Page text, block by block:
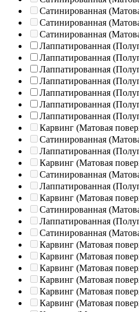
Сатинированная
Сатинированная
Сатинированная
Лаппатированная
Лаппатированная
Лаппатированная
Лаппатированная
Лаппатированная
Лаппатированная
Лаппатированная
Карвинг (Матовая
Сатинированная
Лаппатированная
Карвинг (Матовая
Сатинированная
Лаппатированная
Карвинг (Матовая
Сатинированная
Лаппатированная
Сатинированная
Карвинг (Матовая
Карвинг (Матовая
Карвинг (Матовая
Карвинг (Матовая
Карвинг (Матовая
Карвинг (Матовая